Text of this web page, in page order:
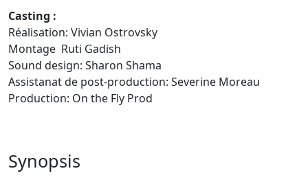
Casting :
Réalisation: Vivian Ostrovsky
Montage Ruti Gadish
Sound design: Sharon Shama
Assistanat de post-production: Severine Moreau
Production: On the Fly Prod
Synopsis